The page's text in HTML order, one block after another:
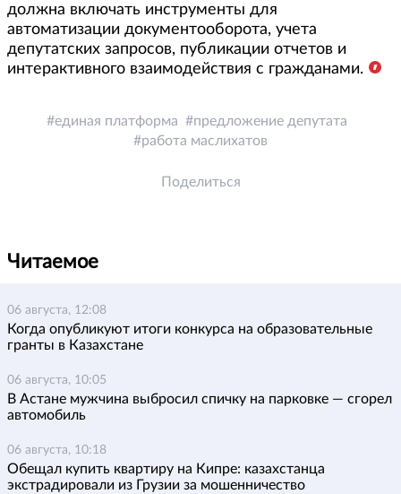
должна включать инструменты для
автоматизации документооборота, учета
депутатских запросов, публикации отчетов и
интерактивного взаимодействия с гражданами.
единая платформа
предложение депутата
работа маслихатов
Поделиться
Читаемое
06 августа, 12:08
Когда опубликуют итоги конкурса на образовательные
гранты в Казахстане
06 августа, 10:05
В Астане мужчина выбросил спичку на парковке — сгорел
автомобиль
06 августа, 10:18
Обещал купить квартиру на Кипре: казахстанца
экстрадировали из Грузии за мошенничество